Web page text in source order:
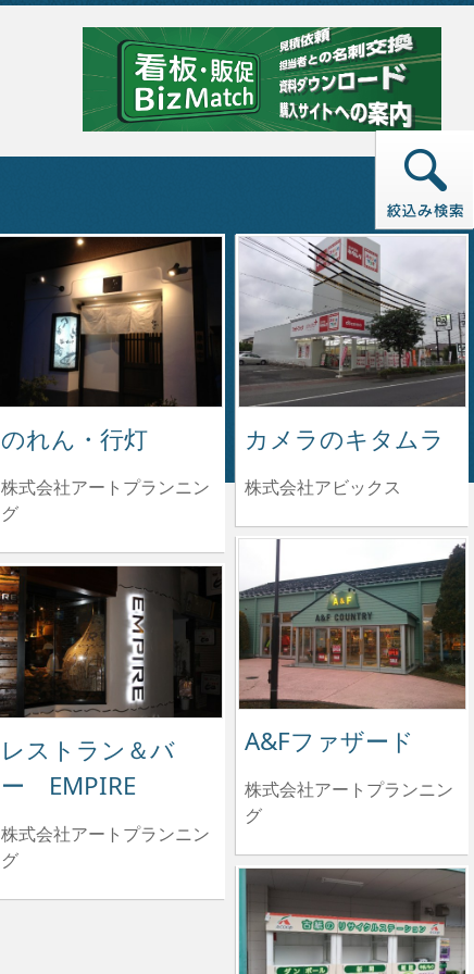
のれん・行灯
株式会社アートプランニン
グ
カメラのキタムラ
株式会社アビックス
A&Fファザード
株式会社アートプランニン
グ
レストラン＆バ
ー EMPIRE
株式会社アートプランニン
グ